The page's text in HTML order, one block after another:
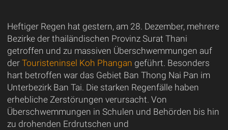
Heftiger Regen hat gestern, am 28. Dezember, mehrere
Bezirke der thailändischen Provinz Surat Thani
getroffen und zu massiven Überschwemmungen auf
der Touristeninsel Koh Phangan geführt. Besonders
hart betroffen war das Gebiet Ban Thong Nai Pan im
Unterbezirk Ban Tai. Die starken Regenfälle haben
erhebliche Zerstörungen verursacht. Von
Überschwemmungen in Schulen und Behörden bis hin
zu drohenden Erdrutschen und